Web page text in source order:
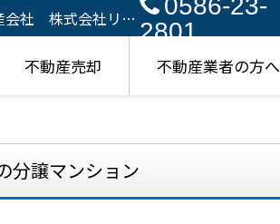
会社 株式会社リア 2801
不動産売却 不動産業者の方へ
分譲マンション